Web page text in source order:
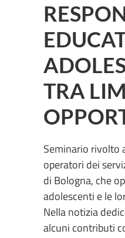
TRA
Seminario rivolto
operatori dei
di Bologna, che
adolescenti e le
Nella notizia
alcuni contributi